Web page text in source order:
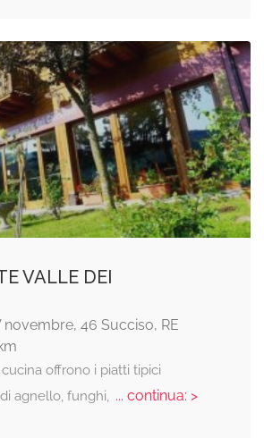
VALLE DEI
novembre, 46 Succiso, RE
offrono i piatti tipici
agnello, funghi,
... continua: >